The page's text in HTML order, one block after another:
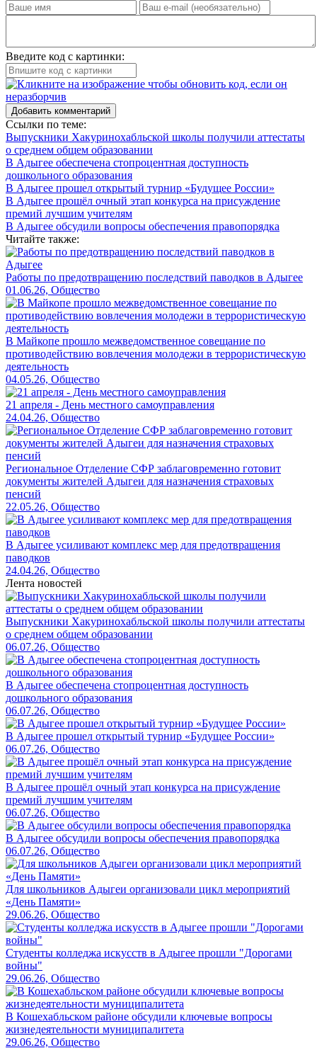
Введите код с картинки:
Добавить комментарий
Ссылки по теме:
Выпускники Хакуринохабльской школы получили аттестаты
о среднем общем образовании
В Адыгее обеспечена стопроцентная доступность
дошкольного образования
В Адыгее прошел открытый турнир «Будущее России»
В Адыгее прошёл очный этап конкурса на присуждение
премий лучшим учителям
В Адыгее обсудили вопросы обеспечения правопорядка
Читайте также:
Работы по предотвращению последствий паводков в Адыгее
01.06.26, Общество
В Майкопе прошло межведомственное совещание по
противодействию вовлечения молодежи в террористическую
деятельность
04.05.26, Общество
21 апреля - День местного самоуправления
24.04.26, Общество
Региональное Отделение СФР заблаговременно готовит
документы жителей Адыгеи для назначения страховых
пенсий
22.05.26, Общество
В Адыгее усиливают комплекс мер для предотвращения
паводков
24.04.26, Общество
Лента новостей
Выпускники Хакуринохабльской школы получили аттестаты
о среднем общем образовании
06.07.26, Общество
В Адыгее обеспечена стопроцентная доступность
дошкольного образования
06.07.26, Общество
В Адыгее прошел открытый турнир «Будущее России»
06.07.26, Общество
В Адыгее прошёл очный этап конкурса на присуждение
премий лучшим учителям
06.07.26, Общество
В Адыгее обсудили вопросы обеспечения правопорядка
06.07.26, Общество
Для школьников Адыгеи организовали цикл мероприятий
«День Памяти»
29.06.26, Общество
Студенты колледжа искусств в Адыгее прошли "Дорогами
войны"
29.06.26, Общество
В Кошехабльском районе обсудили ключевые вопросы
жизнедеятельности муниципалитета
29.06.26, Общество